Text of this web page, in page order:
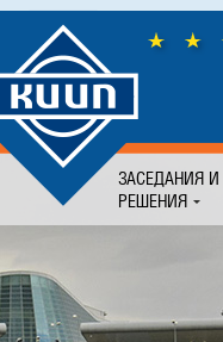
ЗАСЕДАНИЯ И
РЕШЕНИЯ